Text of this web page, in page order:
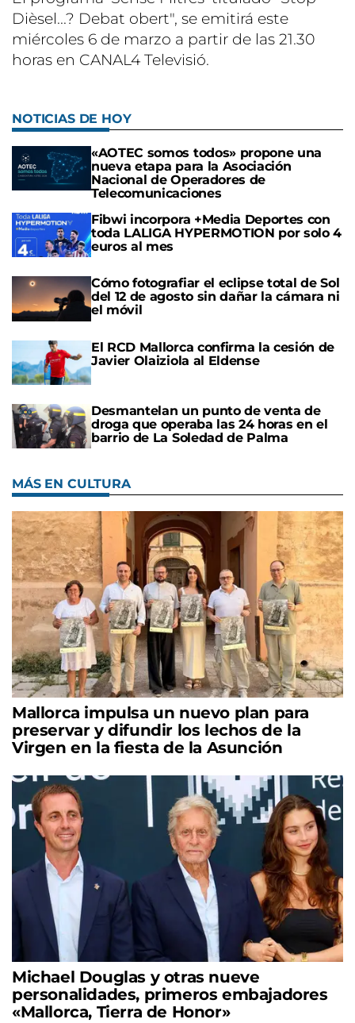
Dièsel...? Debat obert", se emitirá este
miércoles 6 de marzo a partir de las 21.30
horas en CANAL4 Televisió.
NOTICIAS DE HOY
«AOTEC somos todos» propone una
nueva etapa para la Asociación
Nacional de Operadores de
Telecomunicaciones
Fibwi incorpora +Media Deportes con
toda LALIGA HYPERMOTION por solo 4
euros al mes
Cómo fotografiar el eclipse total de Sol
del 12 de agosto sin dañar la cámara ni
el móvil
El RCD Mallorca confirma la cesión de
Javier Olaiziola al Eldense
Desmantelan un punto de venta de
droga que operaba las 24 horas en el
barrio de La Soledad de Palma
MÁS EN CULTURA
Mallorca impulsa un nuevo plan para
preservar y difundir los lechos de la
Virgen en la fiesta de la Asunción
Michael Douglas y otras nueve
personalidades, primeros embajadores
«Mallorca, Tierra de Honor»